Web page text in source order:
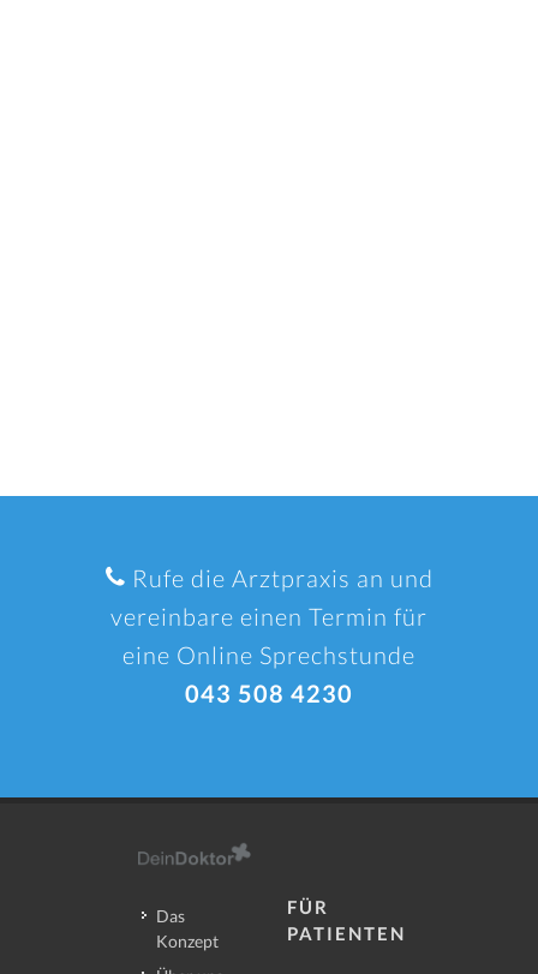
Rufe die Arztpraxis an und
vereinbare einen Termin für
eine Online Sprechstunde
043 508 4230
Das
Konzept
FÜR
PATIENTEN